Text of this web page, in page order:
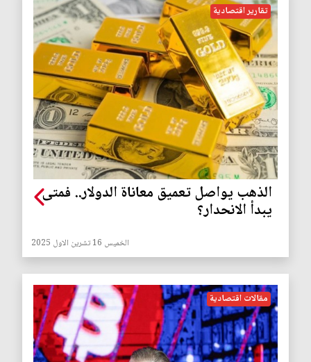
تقارير اقتصادية
الذهب يواصل تعميق معاناة الدولار.. فمتى
يبدأ الانحدار؟
الخميس 16 تشرين الاول 2025
مقالات اقتصادية